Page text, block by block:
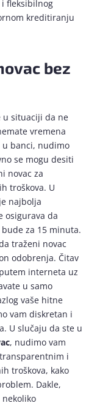
fleksibilnog
kreditiranju
bez
u situaciji da ne
vremena
banci, nudimo
se mogu desiti
novac za
troškova. U
najbolja
osigurava da
za 15 minuta.
traženi novac
odobrenja. Čitav
interneta uz
u samo
vaše hitne
vam diskretan i
U slučaju da ste u
, nudimo vam
i
troškova, kako
Dakle,